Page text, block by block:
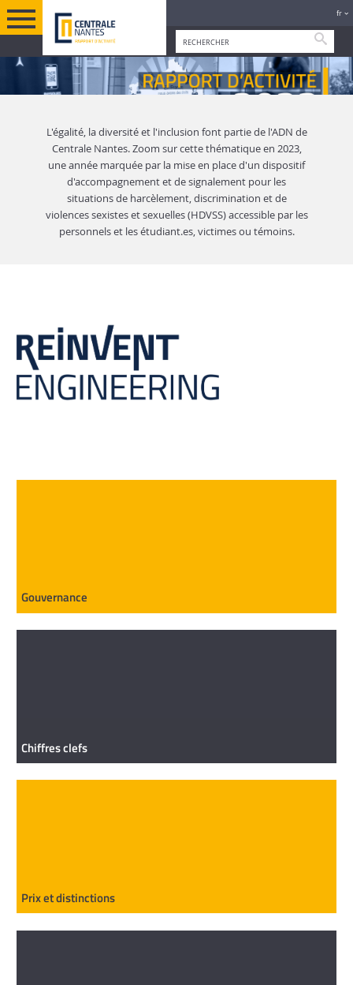
fr
L'égalité, la diversité et l'inclusion font partie de l'ADN de
Centrale Nantes. Zoom sur cette thématique en 2023,
une année marquée par la mise en place d'un dispositif
d'accompagnement et de signalement pour les
situations de harcèlement, discrimination et de
violences sexistes et sexuelles (HDVSS) accessible par les
personnels et les étudiant.es, victimes ou témoins.
Gouvernance
Chiffres clefs
Prix et distinctions